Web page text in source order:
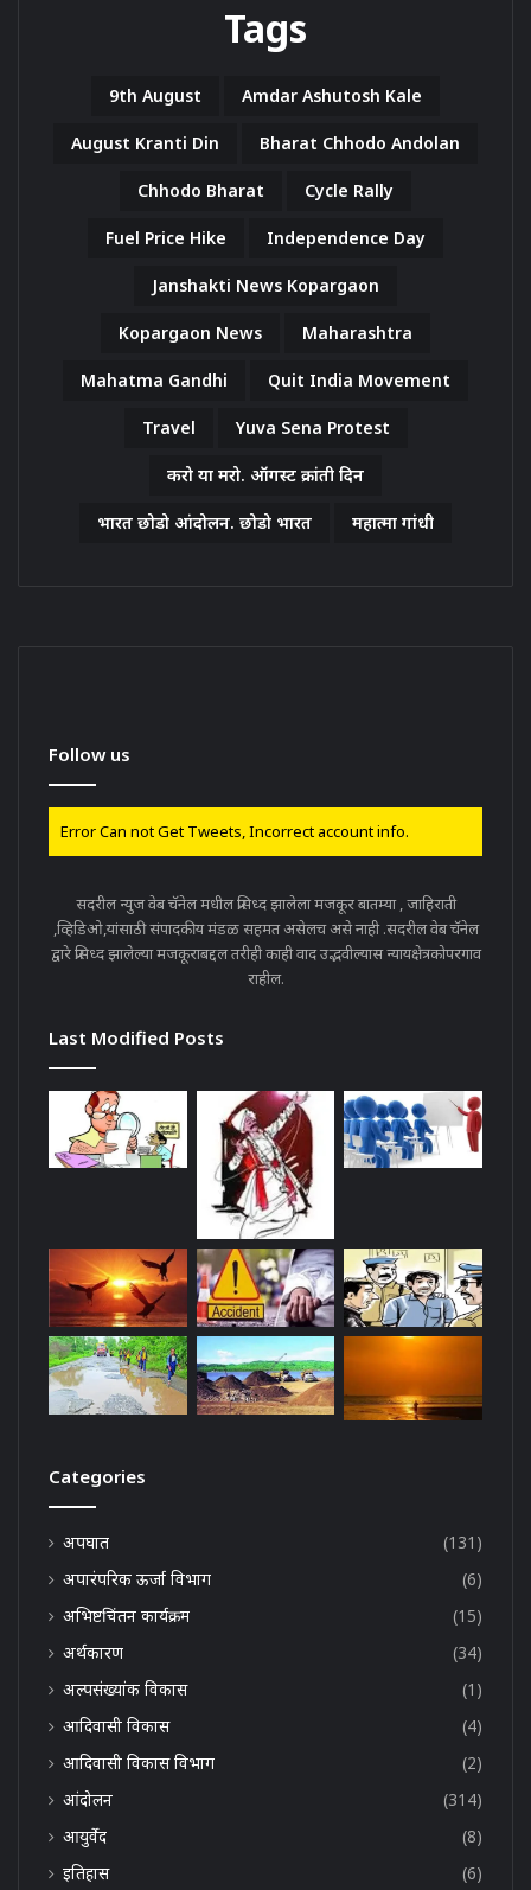
Tags
9th August Amdar Ashutosh Kale
August Kranti Din Bharat Chhodo Andolan
Chhodo Bharat Cycle Rally
Fuel Price Hike Independence Day
Janshakti News Kopargaon
Kopargaon News Maharashtra
Mahatma Gandhi Quit India Movement
Travel Yuva Sena Protest
करो या मरो. ऑगस्ट क्रांती दिन
भारत छोडो आंदोलन. छोडो भारत महात्मा गांधी
Follow us
Error Can not Get Tweets, Incorrect account info.
सदरील न्युज वेब चॅनेल मधील प्रसिध्द झालेला मजकूर बातम्या , जाहिराती
,व्हिडिओ,यांसाठी संपादकीय मंडळ सहमत असेलच असे नाही .सदरील वेब चॅनेल
द्वारे प्रसिध्द झालेल्या मजकूराबद्दल तरीही काही वाद उद्भवील्यास न्यायक्षेत्रकोपरगाव
राहील.
Last Modified Posts
Categories
अपघात
(131)
अपारंपरिक ऊर्जा विभाग
(6)
अभिष्टचिंतन कार्यक्रम
(15)
अर्थकारण
(34)
अल्पसंख्यांक विकास
(1)
आदिवासी विकास
(4)
आदिवासी विकास विभाग
(2)
आंदोलन
(314)
आयुर्वेद
(8)
इतिहास
(6)